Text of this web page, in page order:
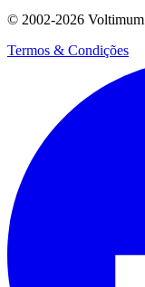
© 2002-2026 Voltimum
Termos & Condições